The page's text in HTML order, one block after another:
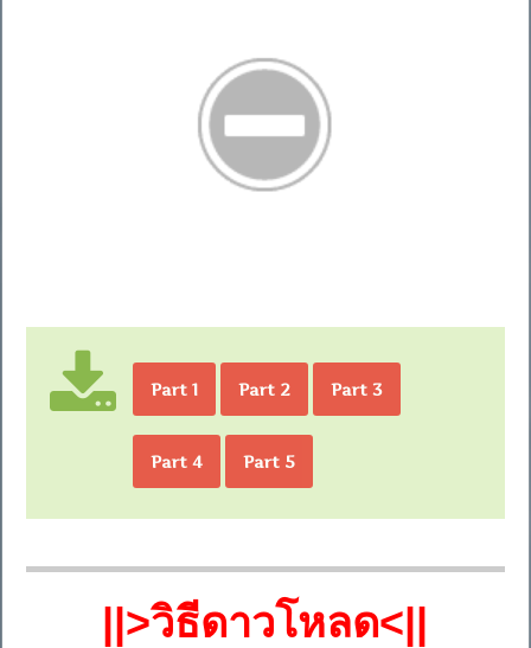
Part 1 Part 2 Part 3
Part 4 Part 5
||>วิธีดาวโหลด<||